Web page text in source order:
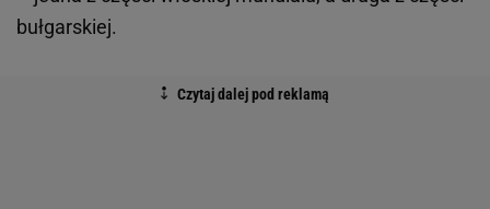
bułgarskiej.